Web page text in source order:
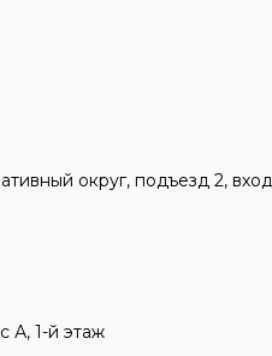
округ, подъезд 2,
А, 1-й этаж